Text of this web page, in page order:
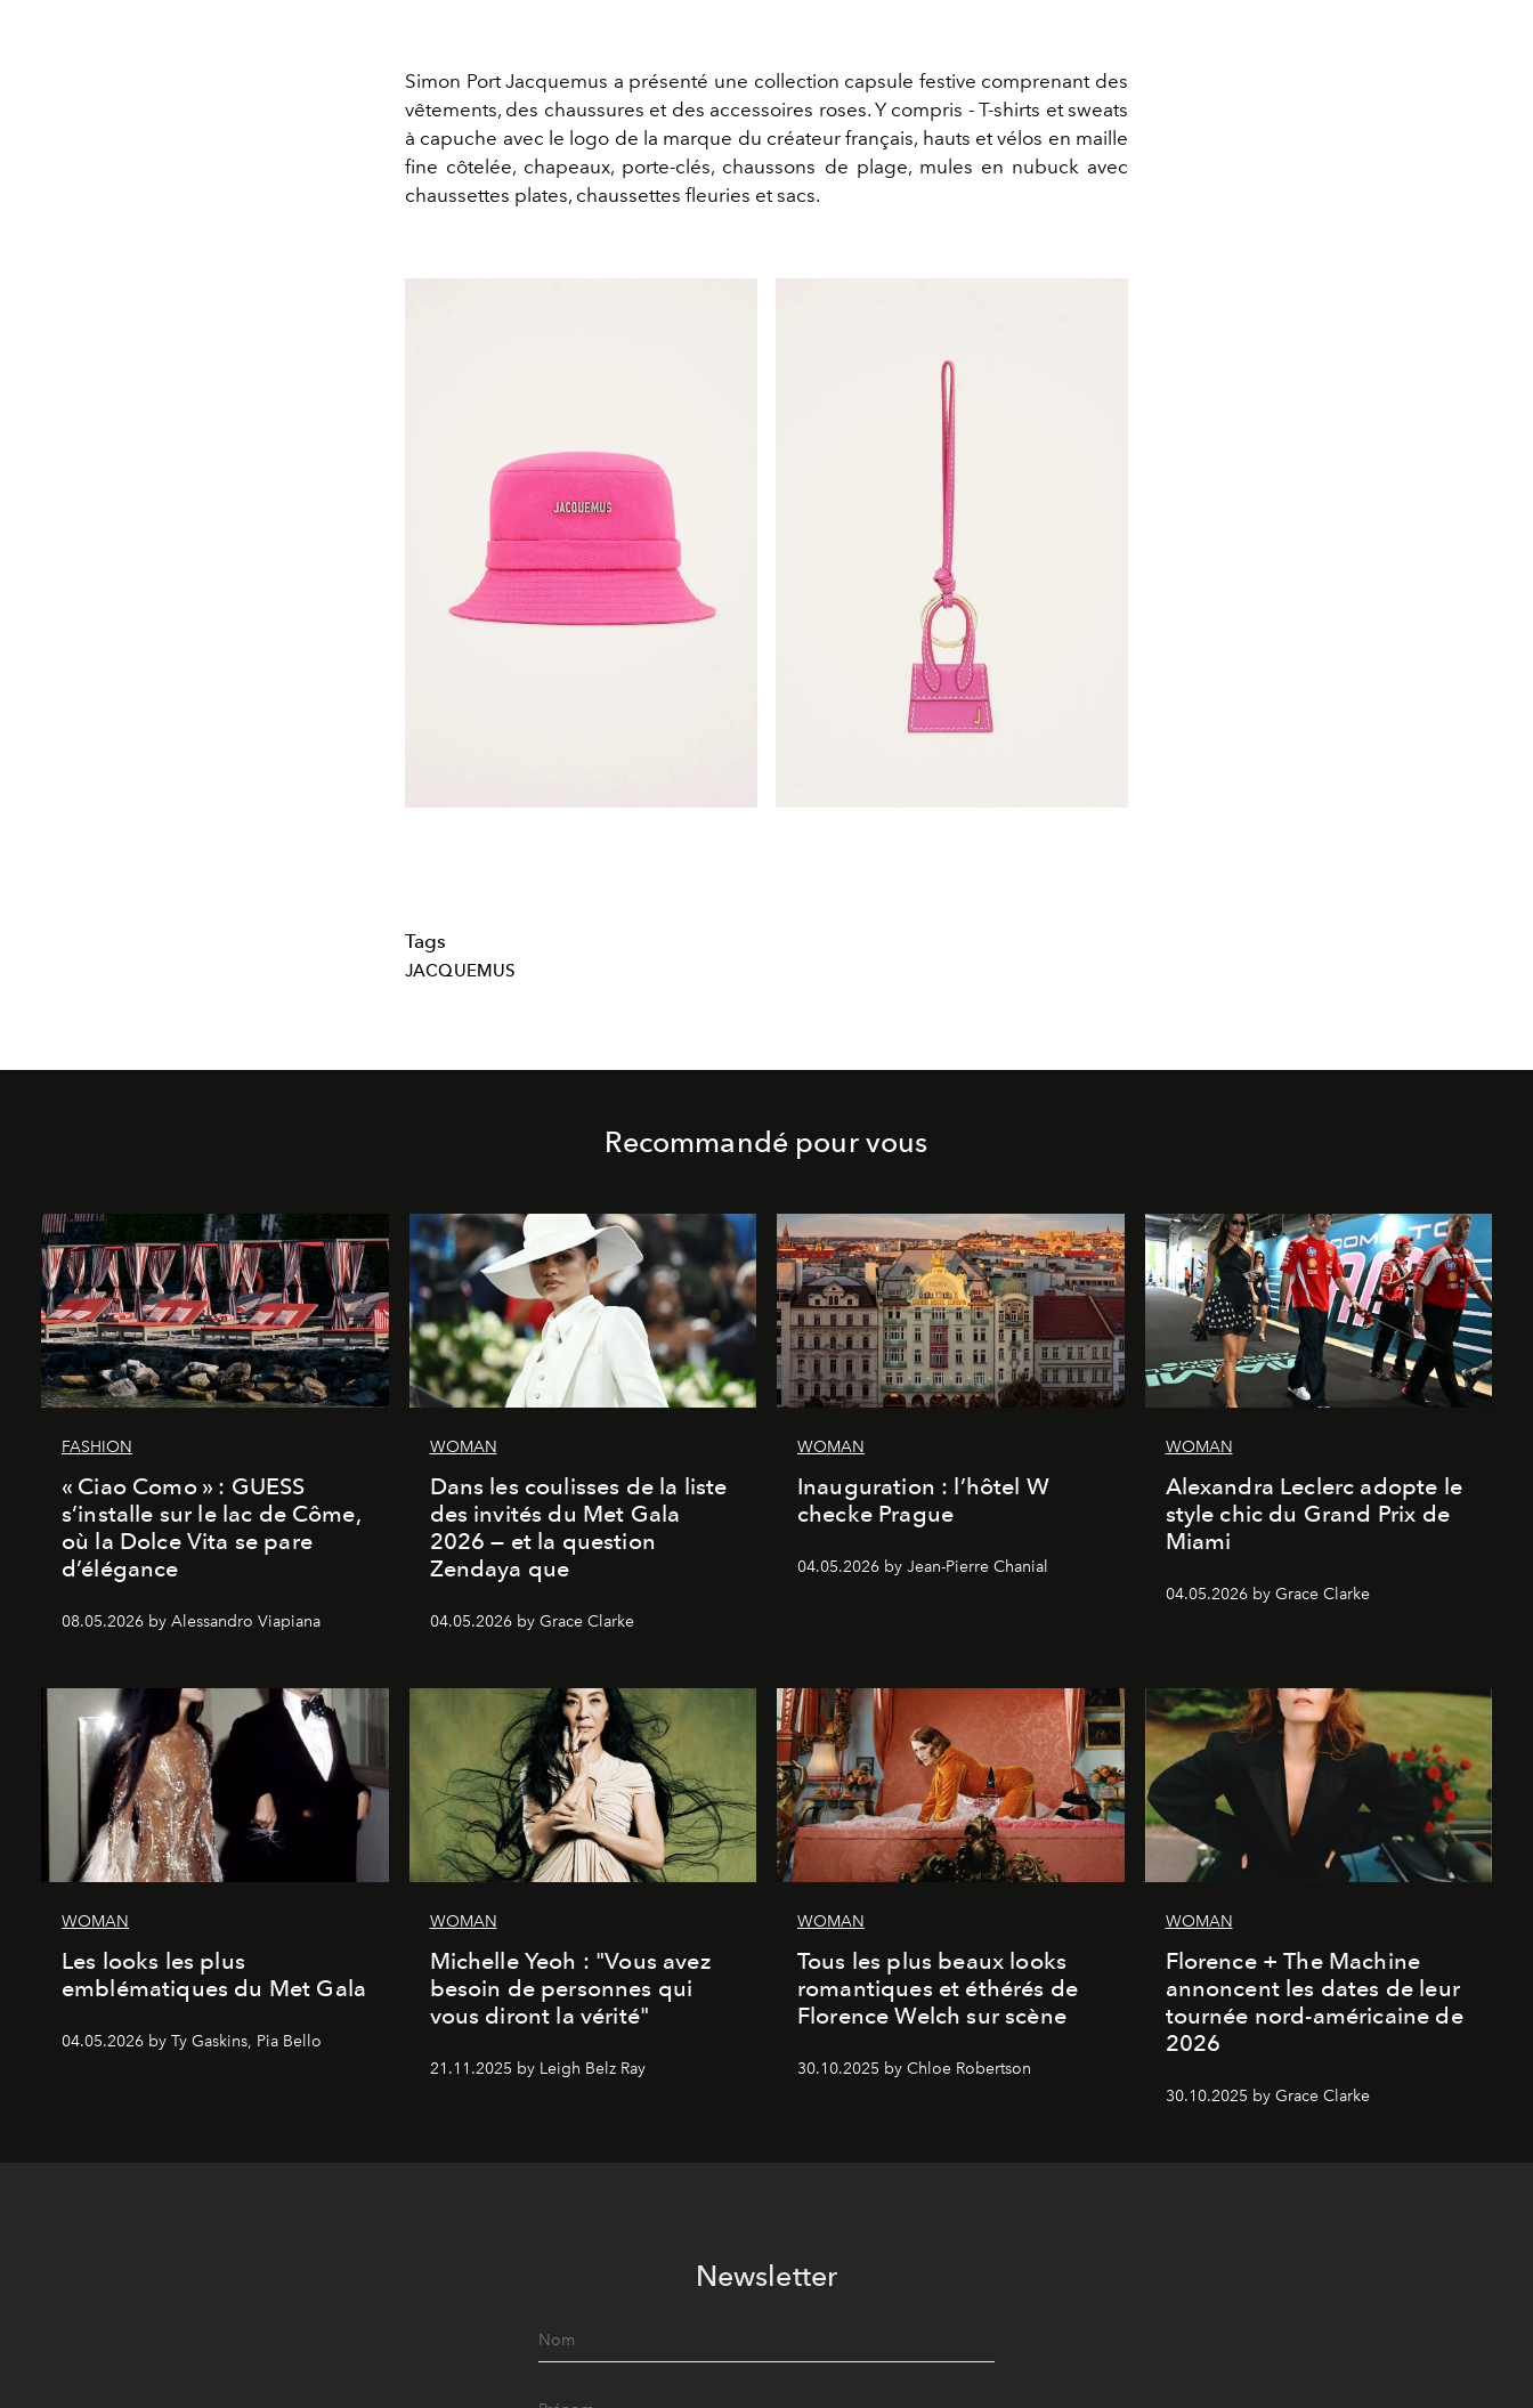
Simon Port Jacquemus a présenté une collection capsule festive comprenant des
vêtements, des chaussures et des accessoires roses. Y compris - T-shirts et sweats
à capuche avec le logo de la marque du créateur français, hauts et vélos en maille
fine côtelée, chapeaux, porte-clés, chaussons de plage, mules en nubuck avec
chaussettes plates, chaussettes fleuries et sacs.
Tags
JACQUEMUS
Recommandé pour vous
FASHION
« Ciao Como » : GUESS
s’installe sur le lac de Côme,
où la Dolce Vita se pare
d’élégance
08.05.2026 by Alessandro Viapiana
WOMAN
Dans les coulisses de la liste
des invités du Met Gala
2026 — et la question
Zendaya que
04.05.2026 by Grace Clarke
WOMAN
Inauguration : l’hôtel W
checke Prague
04.05.2026 by Jean-Pierre Chanial
WOMAN
Alexandra Leclerc adopte le
style chic du Grand Prix de
Miami
04.05.2026 by Grace Clarke
WOMAN
Les looks les plus
emblématiques du Met Gala
04.05.2026 by Ty Gaskins, Pia Bello
WOMAN
Michelle Yeoh : "Vous avez
besoin de personnes qui
vous diront la vérité"
21.11.2025 by Leigh Belz Ray
WOMAN
Tous les plus beaux looks
romantiques et éthérés de
Florence Welch sur scène
30.10.2025 by Chloe Robertson
WOMAN
Florence + The Machine
annoncent les dates de leur
tournée nord-américaine de
2026
30.10.2025 by Grace Clarke
Newsletter